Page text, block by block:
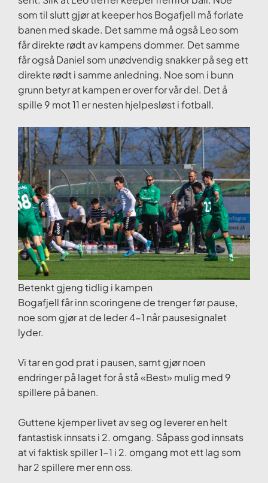
som til slutt gjør at keeper hos Bogafjell må forlate
banen med skade. Det samme må også Leo som
får direkte rødt av kampens dommer. Det samme
får også Daniel som unødvendig snakker på seg ett
direkte rødt i samme anledning. Noe som i bunn
grunn betyr at kampen er over for vår del. Det å
spille 9 mot 11 er nesten hjelpesløst i fotball.
Betenkt gjeng tidlig i kampen
Bogafjell får inn scoringene de trenger før pause,
noe som gjør at de leder 4-1 når pausesignalet
lyder.
Vi tar en god prat i pausen, samt gjør noen
endringer på laget for å stå «Best» mulig med 9
spillere på banen.
Guttene kjemper livet av seg og leverer en helt
fantastisk innsats i 2. omgang. Såpass god innsats
at vi faktisk spiller 1-1 i 2. omgang mot ett lag som
har 2 spillere mer enn oss.